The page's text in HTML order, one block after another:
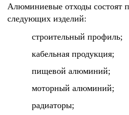
Алюминиевые отходы состоят
следующих изделий:
строительный профиль;
кабельная продукция;
пищевой алюминий;
моторный алюминий;
радиаторы;